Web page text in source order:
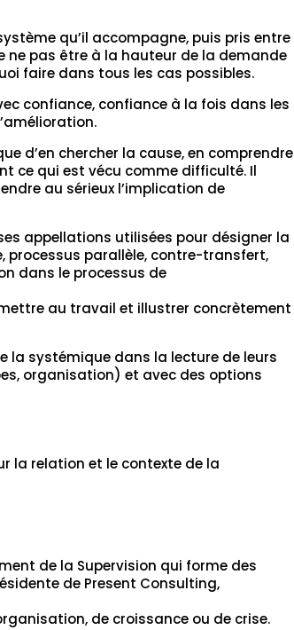
qu’il accompagne, puis pris entre
ne pas être à la hauteur de la demande
faire dans tous les cas possibles.
confiance, confiance à la fois dans les
d’en chercher la cause, en comprendre
ce qui est vécu comme difficulté. Il
au sérieux l’implication de
appellations utilisées pour désigner la
processus parallèle, contre-transfert,
dans le processus de
au travail et illustrer concrètement
la systémique dans la lecture de leurs
organisation) et avec des options
la relation et le contexte de la
de la Supervision qui forme des
de Present Consulting,
de croissance ou de crise.